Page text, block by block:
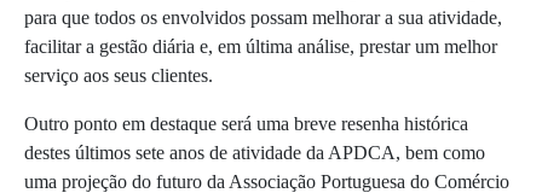
para que todos os envolvidos possam melhorar a sua atividade,
facilitar a gestão diária e, em última análise, prestar um melhor
serviço aos seus clientes.
Outro ponto em destaque será uma breve resenha histórica
destes últimos sete anos de atividade da APDCA, bem como
uma projeção do futuro da Associação Portuguesa do Comércio